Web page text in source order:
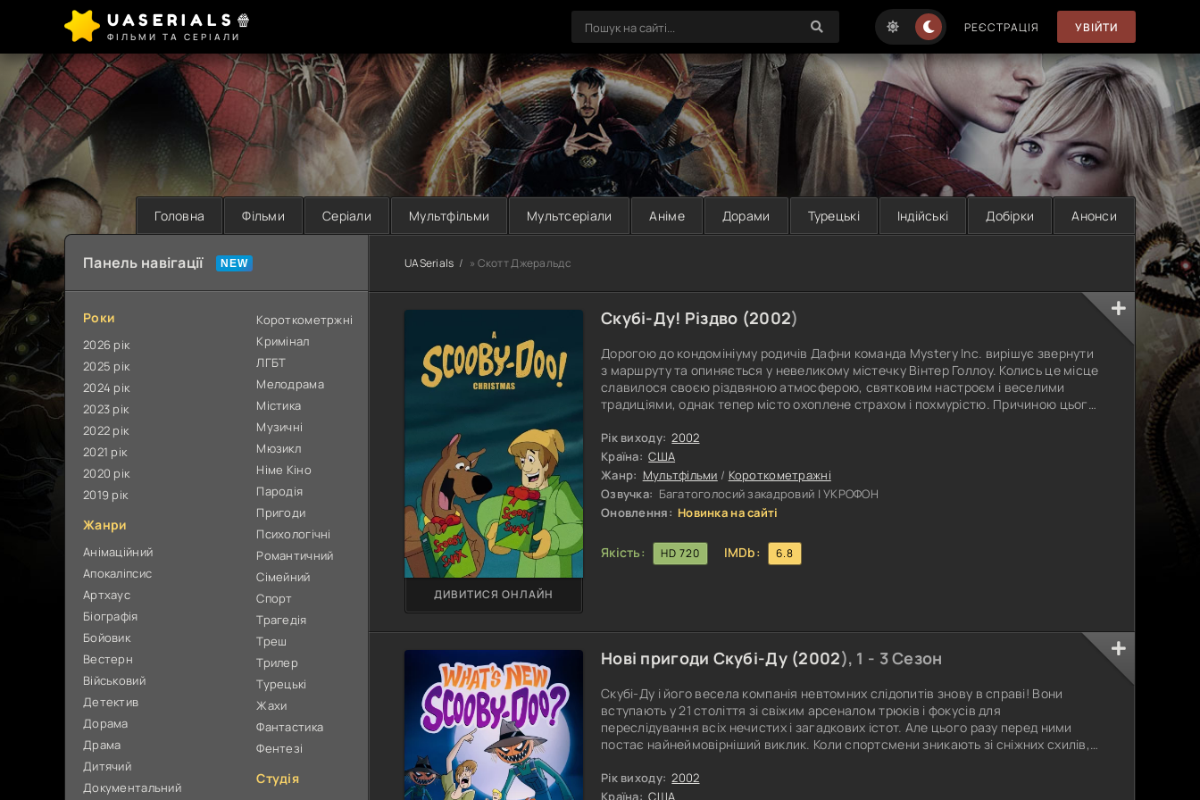
UASERIALS🍿
ФІЛЬМИ ТА СЕРІАЛИ
РЕЄСТРАЦІЯ УВІЙТИ
Головна Фільми Серіали Мультфільми Мультсеріали Аніме Дорами Турецькі Індійські Добірки Анонси
UASerials » Скотт Джеральдс
Скубі-Ду! Різдво (2002)
Дорогою до кондомініуму родичів Дафни команда Mystery Inc. вирішує звернути
з маршруту та опиняється у невеликому містечку Вінтер Голлоу. Колись це місце
славилося своєю різдвяною атмосферою, святковим настроєм і веселими
традиціями, однак тепер місто охоплене страхом і похмурістю. Причиною цього
зимових вулиць і почав руйнувати все, що пов’язане зі святом, змушуючи
мешканців втрачати різдвяний дух. Скубі-Ду, Шеггі та решта
Рік виходу: 2002
Країна: США
Жанр: Мультфільми / Короткометражні
Озвучка: Багатоголосий закадровий | УКРОФОН
Оновлення: Новинка на сайті
Якість: HD 720 IMDb: 6.8
ДИВИТИСЯ ОНЛАЙН
Нові пригоди Скубі-Ду (2002), 1 - 3 Сезон
Скубі-Ду і його весела компанія невтомних слідопитів знову в справі! Вони
вступають у 21 століття зі свіжим арсеналом трюків і фокусів для
переслідування всіх нечистих і загадкових істот. Але цього разу перед ними
постає найнеймовірніший виклик. Коли спортсмени зникають зі сніжних схилів,
стикаються з дивовижним відкриттям - в горах мешкає легендарна істота, якої
більше немає ніде. Снігова людина стає для них справжнім
Рік виходу: 2002
Країна: США
Панель навігації
Роки
2026 рік
2025 рік
2024 рік
2023 рік
2022 рік
2021 рік
2020 рік
2019 рік
Жанри
Анімаційний
Апокаліпсис
Артхаус
Біографія
Бойовик
Вестерн
Військовий
Детектив
Дорама
Драма
Дитячий
Документальний
Короткометржні
Кримінал
ЛГБТ
Мелодрама
Містика
Музичні
Мюзикл
Німе Кіно
Пародія
Пригоди
Психологічні
Романтичний
Сімейний
Спорт
Трагедія
Треш
Трилер
Турецькі
Жахи
Фантастика
Фентезі
Студія